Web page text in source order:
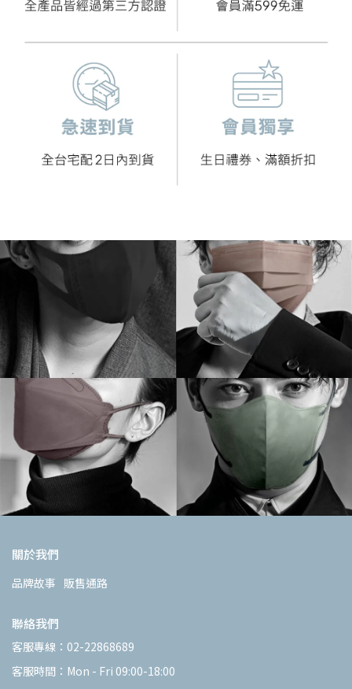
關於我們
品牌故事 販售通路
聯絡我們
客服專線：02-22868689
客服時間：Mon - Fri 09:00-18:00